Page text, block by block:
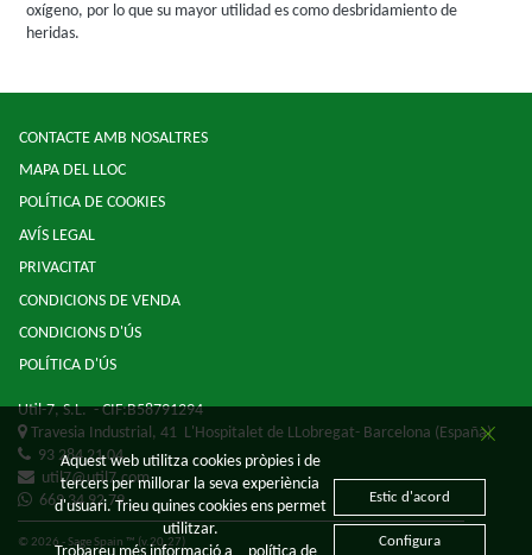
oxígeno, por lo que su mayor utilidad es como desbridamiento de
heridas.
CONTACTE AMB NOSALTRES
MAPA DEL LLOC
POLÍTICA DE COOKIES
AVÍS LEGAL
PRIVACITAT
CONDICIONS DE VENDA
CONDICIONS D'ÚS
POLÍTICA D'ÚS
Util-7, S.L.- CIF:B58791294
Travesia Industrial, 41 L'Hospitalet de LLobregat- Barcelona (España)
93 284 21 04
util7@util7.com
669 34 92 79
© 2026 - Sage Spain ™ (v.20.27)
Aquest web utilitza cookies pròpies i de
tercers per millorar la seva experiència
d'usuari. Trieu quines cookies ens permet
utilitzar.
Estic d'acord
Configura